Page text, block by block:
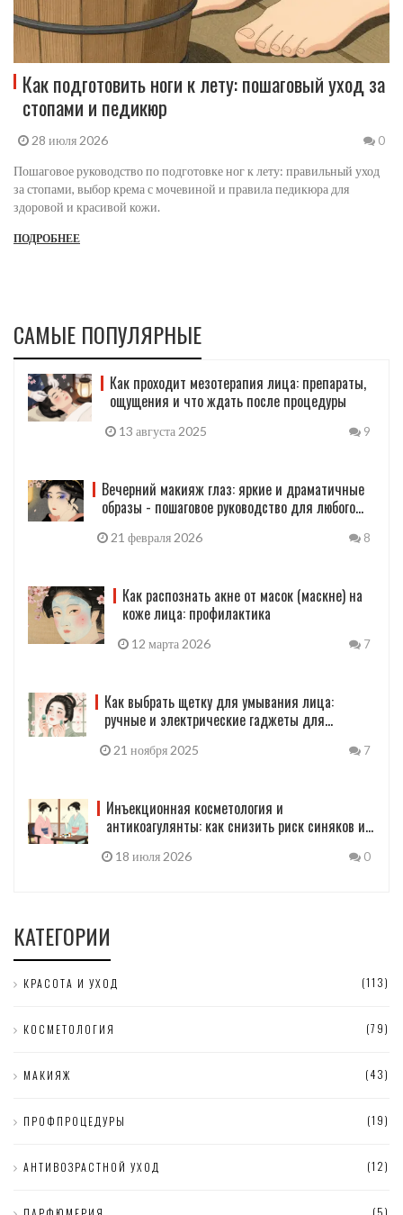
Как подготовить ноги к лету: пошаговый уход за
стопами и педикюр
28 июля 2026 0
Пошаговое руководство по подготовке ног к лету: правильный уход
за стопами, выбор крема с мочевиной и правила педикюра для
здоровой и красивой кожи.
ПОДРОБНЕЕ
САМЫЕ ПОПУЛЯРНЫЕ
Как проходит мезотерапия лица: препараты,
ощущения и что ждать после процедуры
13 августа 2025 9
Вечерний макияж глаз: яркие и драматичные
образы - пошаговое руководство для любого
21 февраля 2026 8
Как распознать акне от масок (маскне) на
коже лица: профилактика
12 марта 2026 7
Как выбрать щетку для умывания лица:
ручные и электрические гаджеты для
21 ноября 2025 7
Инъекционная косметология и
антикоагулянты: как снизить риск синяков и
18 июля 2026 0
КАТЕГОРИИ
КРАСОТА И УХОД (113)
КОСМЕТОЛОГИЯ (79)
МАКИЯЖ (43)
ПРОФПРОЦЕДУРЫ (19)
АНТИВОЗРАСТНОЙ УХОД (12)
(5)